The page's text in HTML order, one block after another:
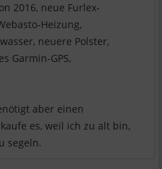
2016, neue Furlex-
Heizung,
neuere Polster,
Garmin-GPS,
aber einen
es, weil ich zu alt bin,
segeln.